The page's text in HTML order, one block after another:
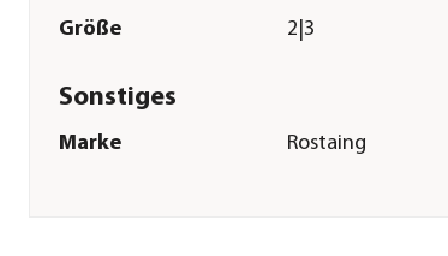
Größe 2|3
Sonstiges
Marke Rostaing